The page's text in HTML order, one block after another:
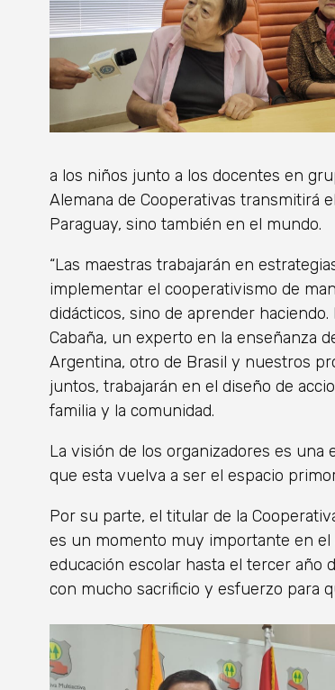
a los niños junto a los docentes en
Alemana de Cooperativas transmitirá
Paraguay, sino también en el mundo.
“Las maestras trabajarán en
implementar el cooperativismo de
didácticos, sino de aprender
Cabaña, un experto en la enseñanza
Argentina, otro de Brasil y nuestros
juntos, trabajarán en el diseño de
familia y la comunidad.
La visión de los organizadores es una
que esta vuelva a ser el espacio
Por su parte, el titular de la
es un momento muy importante en el
educación escolar hasta el tercer año
con mucho sacrificio y esfuerzo para